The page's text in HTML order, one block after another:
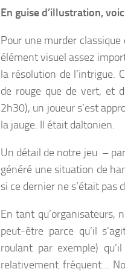
En guise d’illustration,
Pour une murder
élément visuel assez
la résolution de l’intrigue.
de rouge que de vert, et
2h30), un joueur s’est
la jauge. Il était daltonien.
Un détail de notre jeu –
généré une situation de
si ce dernier ne s’était pas
En tant qu’organisateurs,
peut-être parce qu’il
roulant par exemple)
relativement fréquent…